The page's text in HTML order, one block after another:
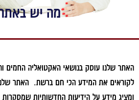
מה יש באתר
שלנו עוסק בנושאי האקטואליה החמים
את המידע הכי חם ברשת. האתר שלנו
מידע על הידיעות החדשותיות שמסקרות את